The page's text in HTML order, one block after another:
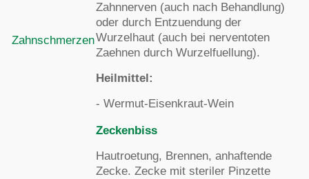
Zahnschmerzen
Zahnnerven (auch nach Behandlung)
oder durch Entzuendung der
Wurzelhaut (auch bei nerventoten
Zaehnen durch Wurzelfuellung).
Heilmittel:
- Wermut-Eisenkraut-Wein
Zeckenbiss
Hautroetung, Brennen, anhaftende
Zecke. Zecke mit steriler Pinzette